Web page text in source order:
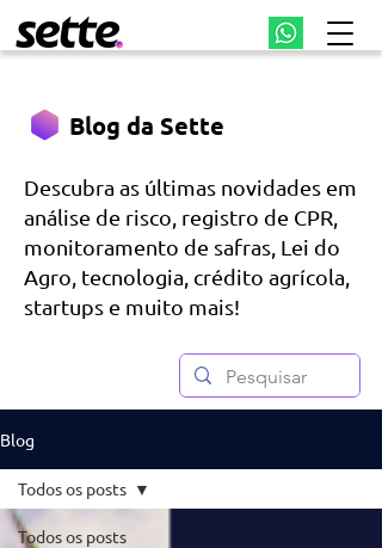
Blog da Sette
Descubra as últimas novidades em
análise de risco, registro de CPR,
monitoramento de safras, Lei do
Agro, tecnologia, crédito agrícola,
startups e muito mais!
Blog
Todos os posts
Todos os posts